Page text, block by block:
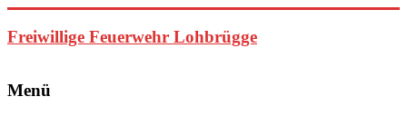
Inhalt
springen
Freiwillige Feuerwehr Lohbrügge
Menü